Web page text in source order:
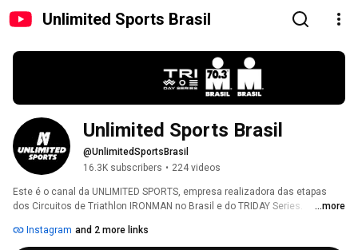
Unlimited Sports Brasil
Unlimited Sports Brasil
@UnlimitedSportsBrasil
16.3K subscribers • 224 videos
Este é o canal da UNLIMITED SPORTS, empresa realizadora das etapas
dos Circuitos de Triathlon IRONMAN no Brasil e do TRIDAY Series.
provas do TRIDAY Series nas distâncias Super Sprint, Sprint e Standard.
...more
Instagram and 2 more links